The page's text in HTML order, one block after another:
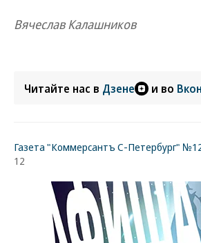
Вячеслав Калашников
Читайте нас в Дзене и во
Газета "Коммерсантъ С-Петербург"
12